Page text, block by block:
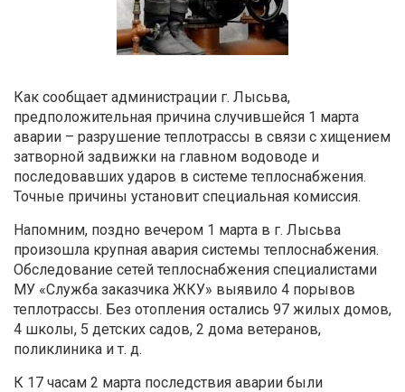
Как сообщает администрации г. Лысьва,
предположительная причина случившейся 1 марта
аварии – разрушение теплотрассы в связи с хищением
затворной задвижки на главном водоводе и
последовавших ударов в системе теплоснабжения.
Точные причины установит специальная комиссия.
Напомним, поздно вечером 1 марта в г. Лысьва
произошла крупная авария системы теплоснабжения.
Обследование сетей теплоснабжения специалистами
МУ «Служба заказчика ЖКУ» выявило 4 порывов
теплотрассы. Без отопления остались 97 жилых домов,
4 школы, 5 детских садов, 2 дома ветеранов,
поликлиника и т. д.
К 17 часам 2 марта последствия аварии были